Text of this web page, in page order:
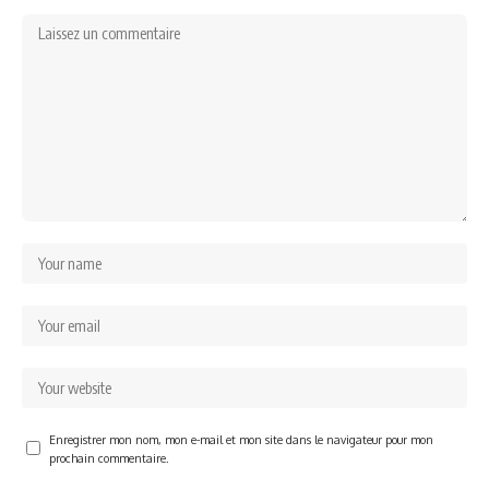
Enregistrer mon nom, mon e-mail et mon site dans le navigateur pour mon
prochain commentaire.